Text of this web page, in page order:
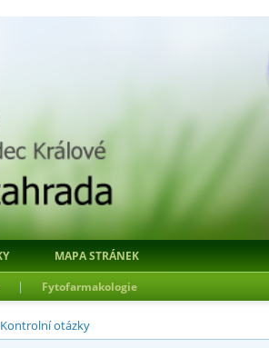
MAPA STRÁNEK
| Fytofarmakologie
Kontrolní otázky